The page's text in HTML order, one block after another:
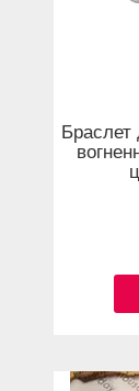
Браслет